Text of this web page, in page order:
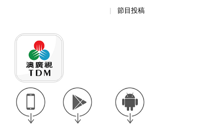
節目投稿